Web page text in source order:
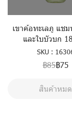
เขาค้อทะเลภู แช
และใบบัวบก
SKU :
฿85฿75
สินค้าหมด